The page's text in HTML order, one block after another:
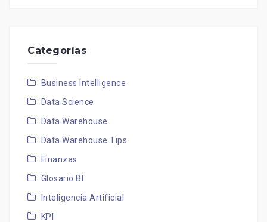
Categorías
Business Intelligence
Data Science
Data Warehouse
Data Warehouse Tips
Finanzas
Glosario BI
Inteligencia Artificial
KPI